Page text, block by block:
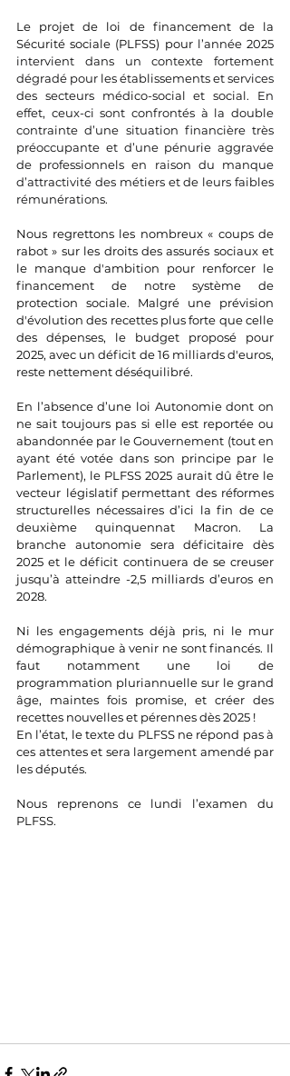
Le projet de loi de financement de la
Sécurité sociale (PLFSS) pour l’année 2025
intervient dans un contexte fortement
dégradé pour les établissements et services
des secteurs médico-social et social. En
effet, ceux-ci sont confrontés à la double
contrainte d’une situation financière très
préoccupante et d’une pénurie aggravée
de professionnels en raison du manque
d’attractivité des métiers et de leurs faibles
rémunérations.
Nous regrettons les nombreux « coups de
rabot » sur les droits des assurés sociaux et
le manque d'ambition pour renforcer le
financement de notre système de
protection sociale. Malgré une prévision
d'évolution des recettes plus forte que celle
des dépenses, le budget proposé pour
2025, avec un déficit de 16 milliards d'euros,
reste nettement déséquilibré.
En l’absence d’une loi Autonomie dont on
ne sait toujours pas si elle est reportée ou
abandonnée par le Gouvernement (tout en
ayant été votée dans son principe par le
Parlement), le PLFSS 2025 aurait dû être le
vecteur législatif permettant des réformes
structurelles nécessaires d’ici la fin de ce
deuxième quinquennat Macron. La
branche autonomie sera déficitaire dès
2025 et le déficit continuera de se creuser
jusqu’à atteindre -2,5 milliards d’euros en
2028.
Ni les engagements déjà pris, ni le mur
démographique à venir ne sont financés. Il
faut notamment une loi de
programmation pluriannuelle sur le grand
âge, maintes fois promise, et créer des
recettes nouvelles et pérennes dès 2025 !
En l’état, le texte du PLFSS ne répond pas à
ces attentes et sera largement amendé par
les députés.
Nous reprenons ce lundi l’examen du
PLFSS.